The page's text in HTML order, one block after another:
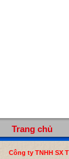
Trang chủ
Công ty TNHH SX